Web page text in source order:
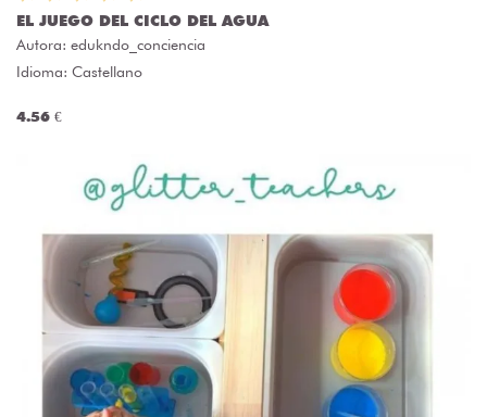
EL JUEGO DEL CICLO DEL AGUA
Autora: edukndo_conciencia
Idioma: Castellano
4.56 €